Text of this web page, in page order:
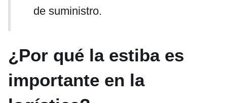
de suministro.
¿Por qué la estiba es
importante en la